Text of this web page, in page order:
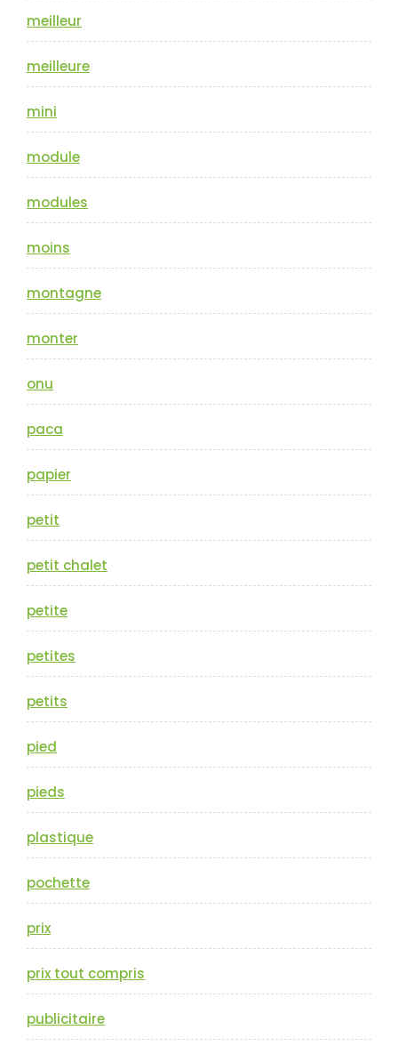
meilleur
meilleure
mini
module
modules
moins
montagne
monter
onu
paca
papier
petit
petit chalet
petite
petites
petits
pied
pieds
plastique
pochette
prix
prix tout compris
publicitaire